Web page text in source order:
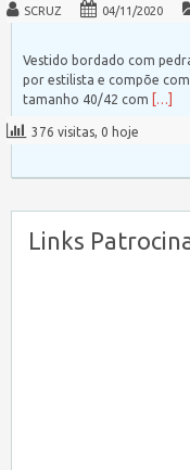
SCRUZ 04/11/2020
Vestido bordado com
por estilista e compõe
tamanho 40/42 com […]
376 visitas, 0 hoje
Links